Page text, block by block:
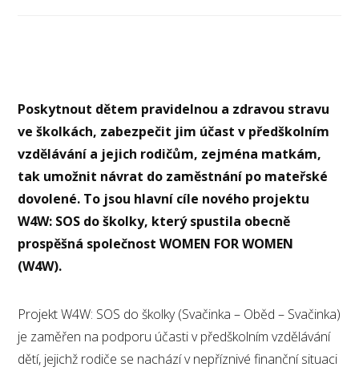
Poskytnout dětem pravidelnou a zdravou stravu
ve školkách, zabezpečit jim účast v předškolním
vzdělávání a jejich rodičům, zejména matkám,
tak umožnit návrat do zaměstnání po mateřské
dovolené. To jsou hlavní cíle nového projektu
W4W: SOS do školky, který spustila obecně
prospěšná společnost WOMEN FOR WOMEN
(W4W).
Projekt W4W: SOS do školky (Svačinka – Oběd – Svačinka)
je zaměřen na podporu účasti v předškolním vzdělávání
dětí, jejichž rodiče se nachází v nepříznivé finanční situaci